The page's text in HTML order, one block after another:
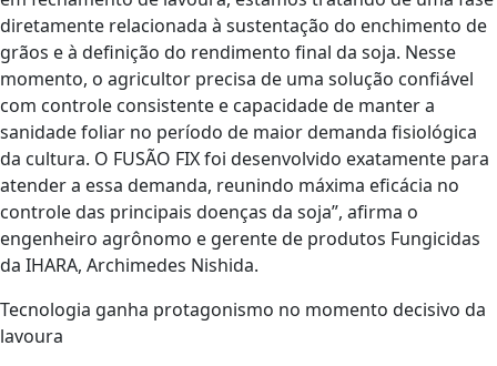
diretamente relacionada à sustentação do enchimento de
grãos e à definição do rendimento final da soja. Nesse
momento, o agricultor precisa de uma solução confiável
com controle consistente e capacidade de manter a
sanidade foliar no período de maior demanda fisiológica
da cultura. O FUSÃO FIX foi desenvolvido exatamente para
atender a essa demanda, reunindo máxima eficácia no
controle das principais doenças da soja”, afirma o
engenheiro agrônomo e gerente de produtos Fungicidas
da IHARA, Archimedes Nishida.
Tecnologia ganha protagonismo no momento decisivo da
lavoura